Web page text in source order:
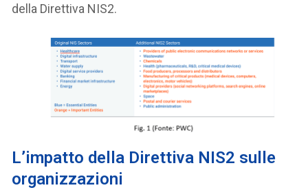
della Direttiva NIS2.
L’impatto della Direttiva NIS2 sulle
organizzazioni